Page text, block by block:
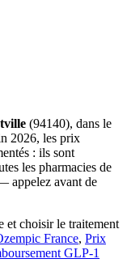
(94140), dans le
2026, les prix
: ils sont
les pharmacies de
appelez avant de
et choisir le traitement
France, Prix
GLP-1